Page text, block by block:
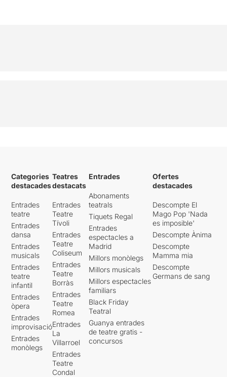
Categories
destacades
Entrades
teatre
Entrades
dansa
Entrades
musicals
Entrades
teatre
infantil
Entrades
òpera
Entrades
improvisació
Entrades
monòlegs
Teatres
destacats
Entrades
Teatre
Tívoli
Entrades
Teatre
Coliseum
Entrades
Teatre
Borràs
Entrades
Teatre
Romea
Entrades
La
Villarroel
Entrades
Teatre
Condal
Entrades
Abonaments
teatrals
Tiquets Regal
Entrades
espectacles a
Madrid
Millors monòlegs
Millors musicals
Millors espectacles
familiars
Black Friday
Teatral
Guanya entrades
de teatre gratis -
concursos
Ofertes
destacades
Descompte El
Mago Pop 'Nada
es imposible'
Descompte Ànima
Descompte
Mamma mia
Descompte
Germans de sang